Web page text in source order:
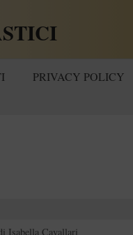
PRIVACY POLICY
Isabella Cavallari